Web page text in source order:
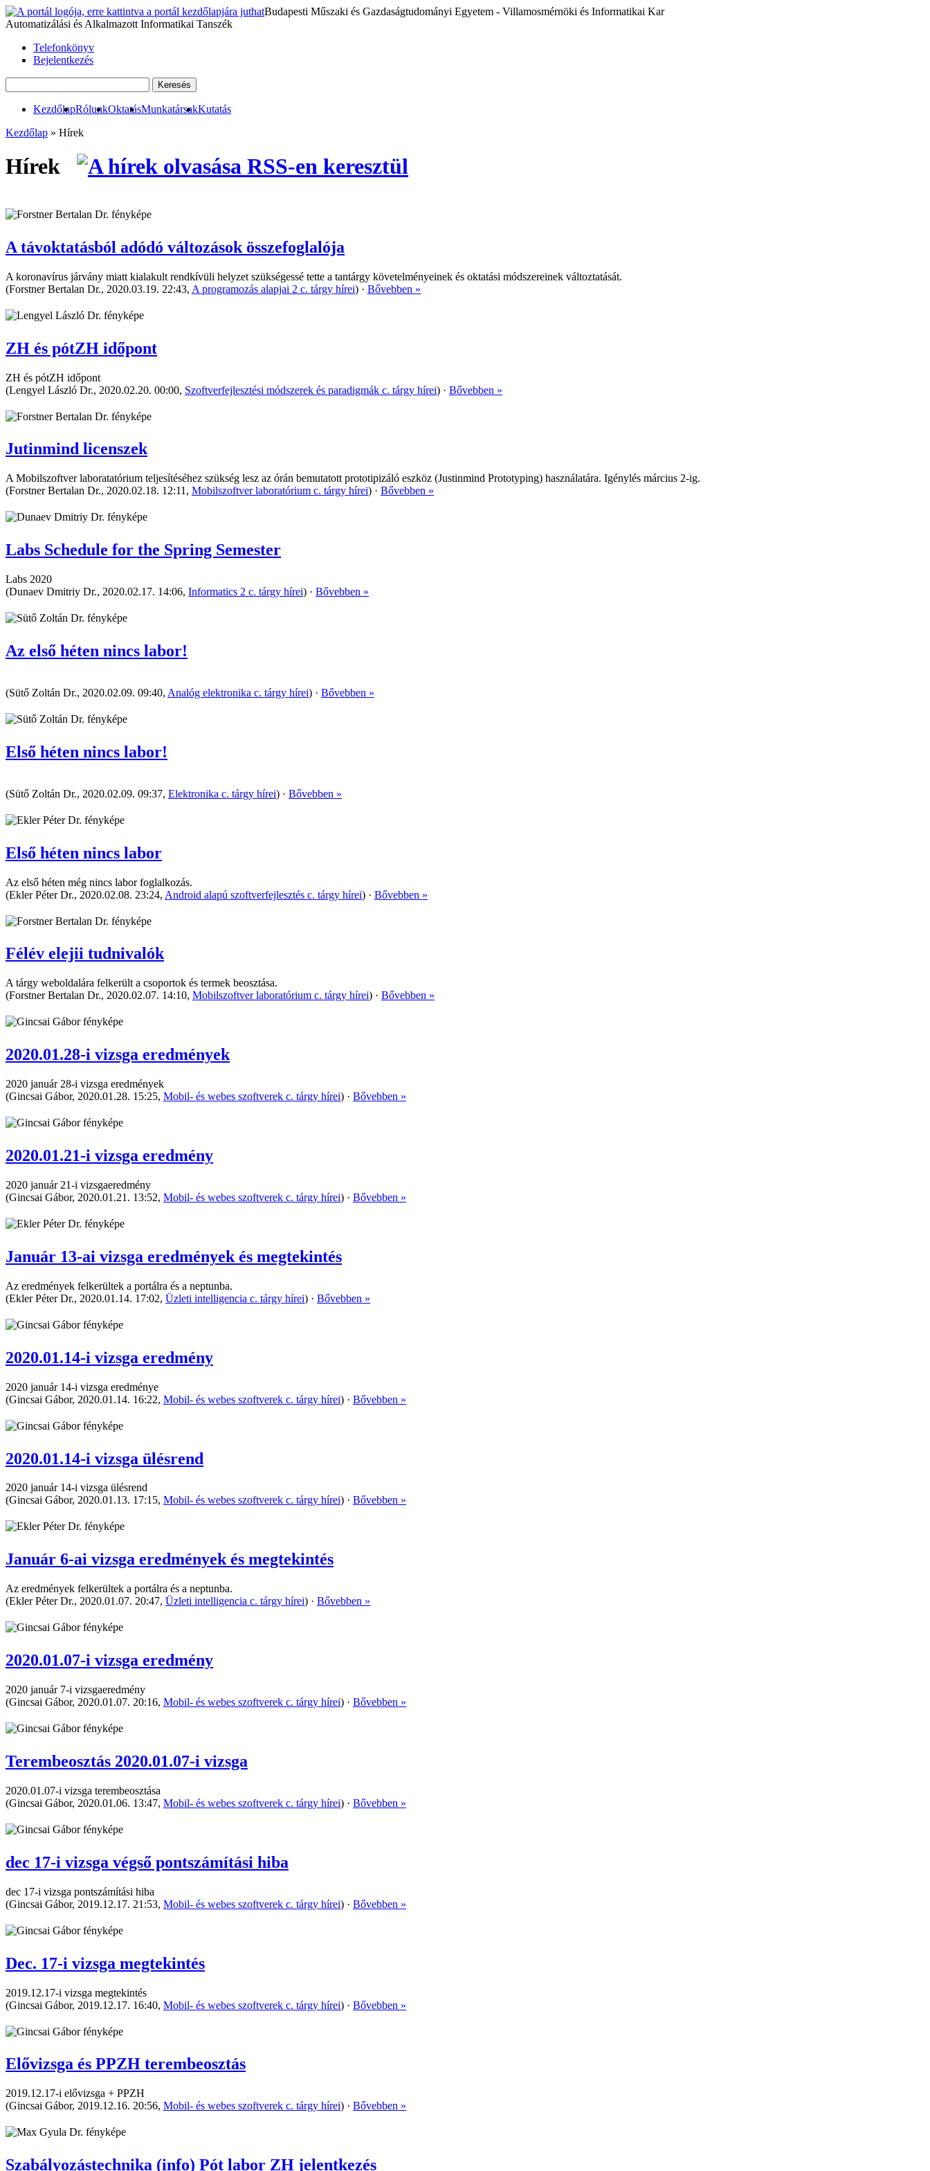
Budapesti Műszaki és Gazdaságtudományi Egyetem - Villamosmérnöki és Informatikai Kar
Automatizálási és Alkalmazott Informatikai Tanszék
Telefonkönyv
Bejelentkezés
KezdőlapRólunkOktatásMunkatársakKutatás
Kezdőlap » Hírek
Hírek
A távoktatásból adódó változások összefoglalója
A koronavírus járvány miatt kialakult rendkívüli helyzet szükségessé tette a tantárgy követelményeinek és oktatási módszereinek változtatását.
(Forstner Bertalan Dr., 2020.03.19. 22:43, A programozás alapjai 2 c. tárgy hírei) · Bővebben »
ZH és pótZH időpont
ZH és pótZH időpont
(Lengyel László Dr., 2020.02.20. 00:00, Szoftverfejlesztési módszerek és paradigmák c. tárgy hírei) · Bővebben »
Jutinmind licenszek
A Mobilszoftver laboratatórium teljesítéséhez szükség lesz az órán bemutatott prototipizáló eszköz (Justinmind Prototyping) használatára. Igénylés március 2-ig.
(Forstner Bertalan Dr., 2020.02.18. 12:11, Mobilszoftver laboratórium c. tárgy hírei) · Bővebben »
Labs Schedule for the Spring Semester
Labs 2020
(Dunaev Dmitriy Dr., 2020.02.17. 14:06, Informatics 2 c. tárgy hírei) · Bővebben »
Az első héten nincs labor!
(Sütő Zoltán Dr., 2020.02.09. 09:40, Analóg elektronika c. tárgy hírei) · Bővebben »
Első héten nincs labor!
(Sütő Zoltán Dr., 2020.02.09. 09:37, Elektronika c. tárgy hírei) · Bővebben »
Első héten nincs labor
Az első héten még nincs labor foglalkozás.
(Ekler Péter Dr., 2020.02.08. 23:24, Android alapú szoftverfejlesztés c. tárgy hírei) · Bővebben »
Félév elejii tudnivalók
A tárgy weboldalára felkerült a csoportok és termek beosztása.
(Forstner Bertalan Dr., 2020.02.07. 14:10, Mobilszoftver laboratórium c. tárgy hírei) · Bővebben »
2020.01.28-i vizsga eredmények
2020 január 28-i vizsga eredmények
(Gincsai Gábor, 2020.01.28. 15:25, Mobil- és webes szoftverek c. tárgy hírei) · Bővebben »
2020.01.21-i vizsga eredmény
2020 január 21-i vizsgaeredmény
(Gincsai Gábor, 2020.01.21. 13:52, Mobil- és webes szoftverek c. tárgy hírei) · Bővebben »
Január 13-ai vizsga eredmények és megtekintés
Az eredmények felkerültek a portálra és a neptunba.
(Ekler Péter Dr., 2020.01.14. 17:02, Üzleti intelligencia c. tárgy hírei) · Bővebben »
2020.01.14-i vizsga eredmény
2020 január 14-i vizsga eredménye
(Gincsai Gábor, 2020.01.14. 16:22, Mobil- és webes szoftverek c. tárgy hírei) · Bővebben »
2020.01.14-i vizsga ülésrend
2020 január 14-i vizsga ülésrend
(Gincsai Gábor, 2020.01.13. 17:15, Mobil- és webes szoftverek c. tárgy hírei) · Bővebben »
Január 6-ai vizsga eredmények és megtekintés
Az eredmények felkerültek a portálra és a neptunba.
(Ekler Péter Dr., 2020.01.07. 20:47, Üzleti intelligencia c. tárgy hírei) · Bővebben »
2020.01.07-i vizsga eredmény
2020 január 7-i vizsgaeredmény
(Gincsai Gábor, 2020.01.07. 20:16, Mobil- és webes szoftverek c. tárgy hírei) · Bővebben »
Terembeosztás 2020.01.07-i vizsga
2020.01.07-i vizsga terembeosztása
(Gincsai Gábor, 2020.01.06. 13:47, Mobil- és webes szoftverek c. tárgy hírei) · Bővebben »
dec 17-i vizsga végső pontszámítási hiba
dec 17-i vizsga pontszámítási hiba
(Gincsai Gábor, 2019.12.17. 21:53, Mobil- és webes szoftverek c. tárgy hírei) · Bővebben »
Dec. 17-i vizsga megtekintés
2019.12.17-i vizsga megtekintés
(Gincsai Gábor, 2019.12.17. 16:40, Mobil- és webes szoftverek c. tárgy hírei) · Bővebben »
Elővizsga és PPZH terembeosztás
2019.12.17-i elővizsga + PPZH
(Gincsai Gábor, 2019.12.16. 20:56, Mobil- és webes szoftverek c. tárgy hírei) · Bővebben »
Szabályozástechnika (info) Pót labor ZH jelentkezés